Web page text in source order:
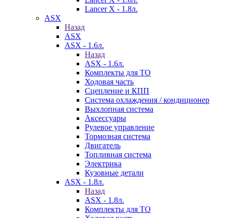
Lancer X - 1.8л.
ASX
Назад
ASX
ASX - 1.6л.
Назад
ASX - 1.6л.
Комплекты для ТО
Ходовая часть
Сцепление и КПП
Система охлаждения / кондиционер
Выхлопная система
Аксессуары
Рулевое управление
Тормозная система
Двигатель
Топливная система
Электрика
Кузовные детали
ASX - 1.8л.
Назад
ASX - 1.8л.
Комплекты для ТО